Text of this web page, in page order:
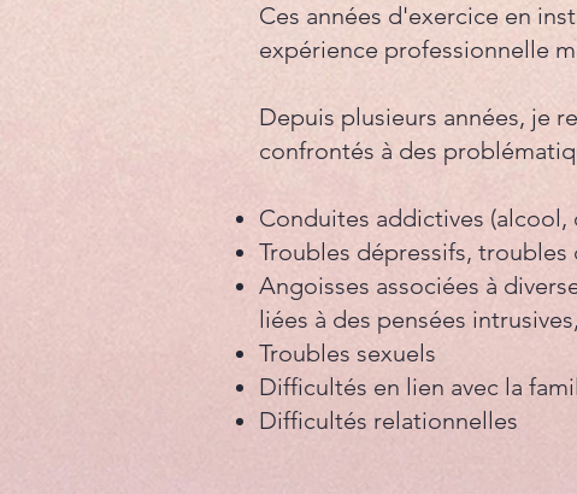
Ces années d'exercice en
expérience professionnelle
​​Depuis plusieurs années, je
confrontés à des
Conduites addictives
Troubles dépressifs,
Angoisses associées à
liées à des pensées
Troubles sexuels
Difficultés en lien avec la
Difficultés relationnelles​​